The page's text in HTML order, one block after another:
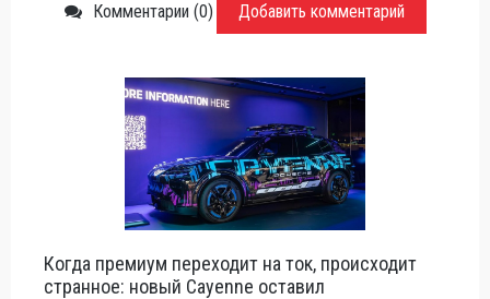
Комментарии (0) Добавить комментарий
Когда премиум переходит на ток, происходит
странное: новый Cayenne оставил